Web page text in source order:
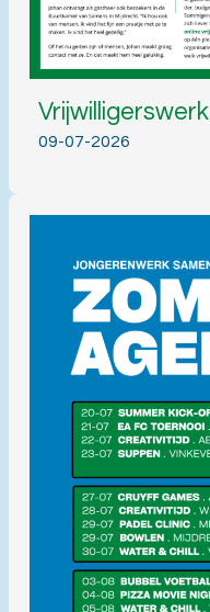
Vrijwilligerswerk
09-07-2026